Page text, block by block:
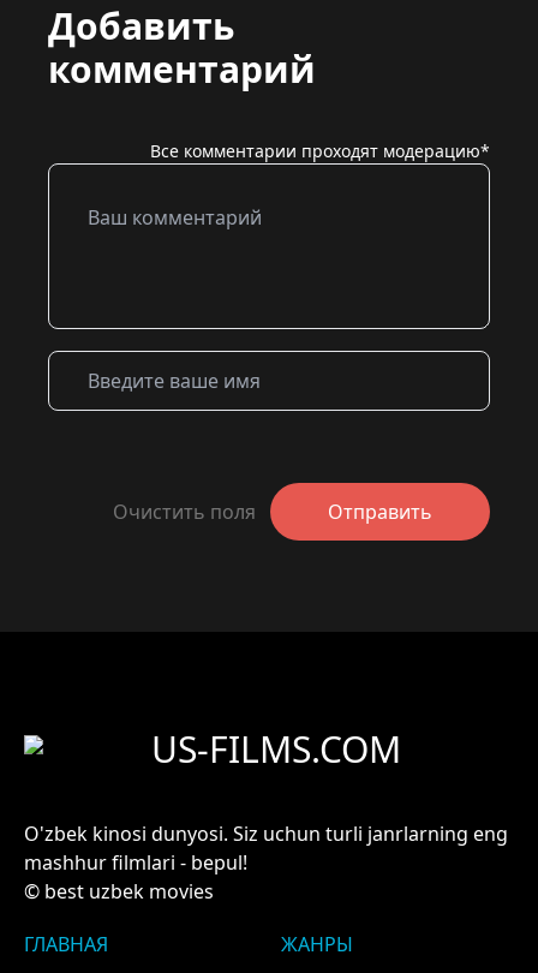
Добавить
комментарий
Все комментарии проходят модерацию*
Очистить поля Отправить
US-FILMS.COM
O'zbek kinosi dunyosi. Siz uchun turli janrlarning eng
mashhur filmlari - bepul!
© best uzbek movies
ГЛАВНАЯ
ЖАНРЫ